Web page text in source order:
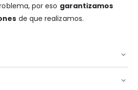
por eso garantizamos
de que realizamos.